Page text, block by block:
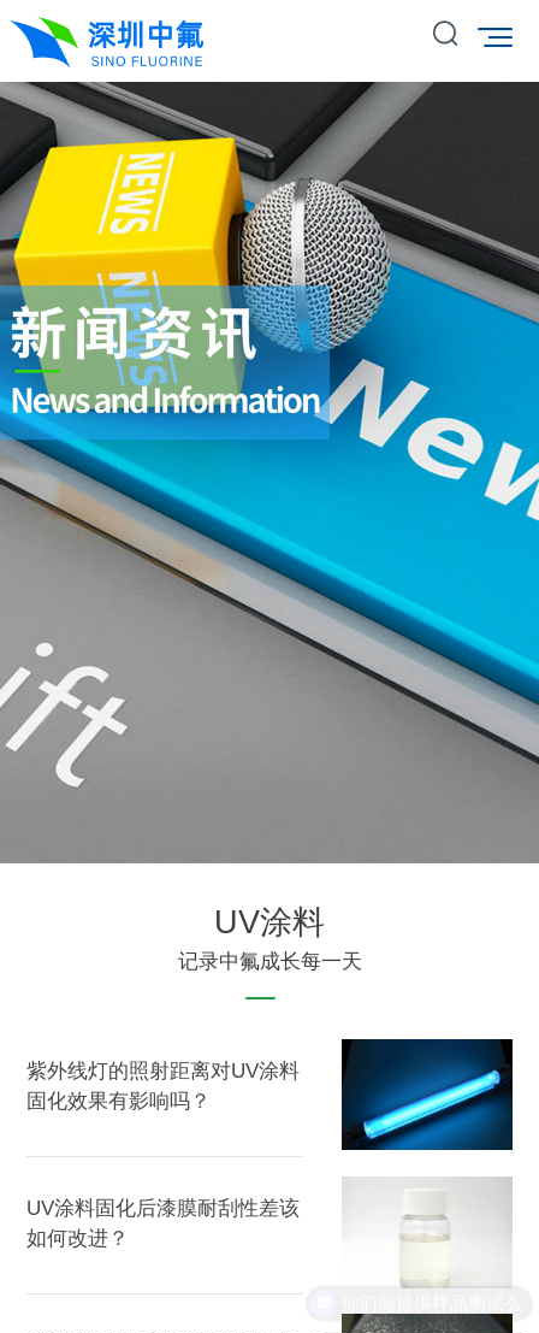
UV涂料
记录中氟成长每一天
紫外线灯的照射距离对UV涂料
固化效果有影响吗？
UV涂料固化后漆膜耐刮性差该
如何改进？